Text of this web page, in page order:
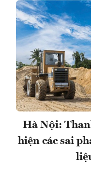
Hà Nội:
hiện các sai